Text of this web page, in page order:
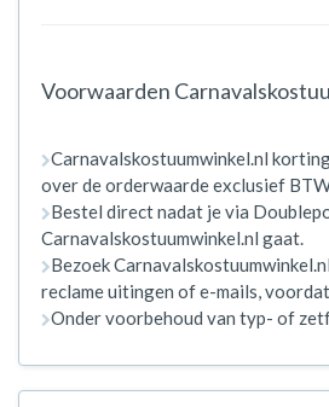
Voorwaarden
Carnavalskostuumwinkel.nl
over de orderwaarde exclusief
Bestel direct nadat je via
Carnavalskostuumwinkel.nl gaat.
Bezoek
reclame uitingen of e-mails,
Onder voorbehoud van typ- of